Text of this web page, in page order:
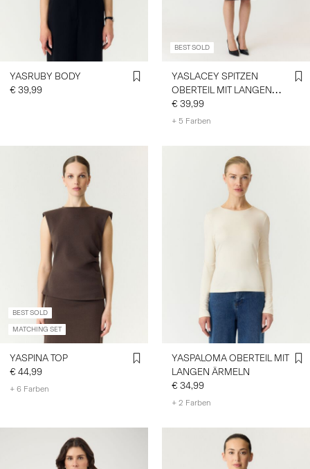
YASRUBY BODY
€ 39,99
BEST SOLD
YASLACEY SPITZEN
OBERTEIL MIT LANGEN
ÄRMELN
€ 39,99
+ 5 Farben
BEST SOLD
MATCHING SET
YASPINA TOP
€ 44,99
+ 6 Farben
YASPALOMA OBERTEIL MIT
LANGEN ÄRMELN
€ 34,99
+ 2 Farben